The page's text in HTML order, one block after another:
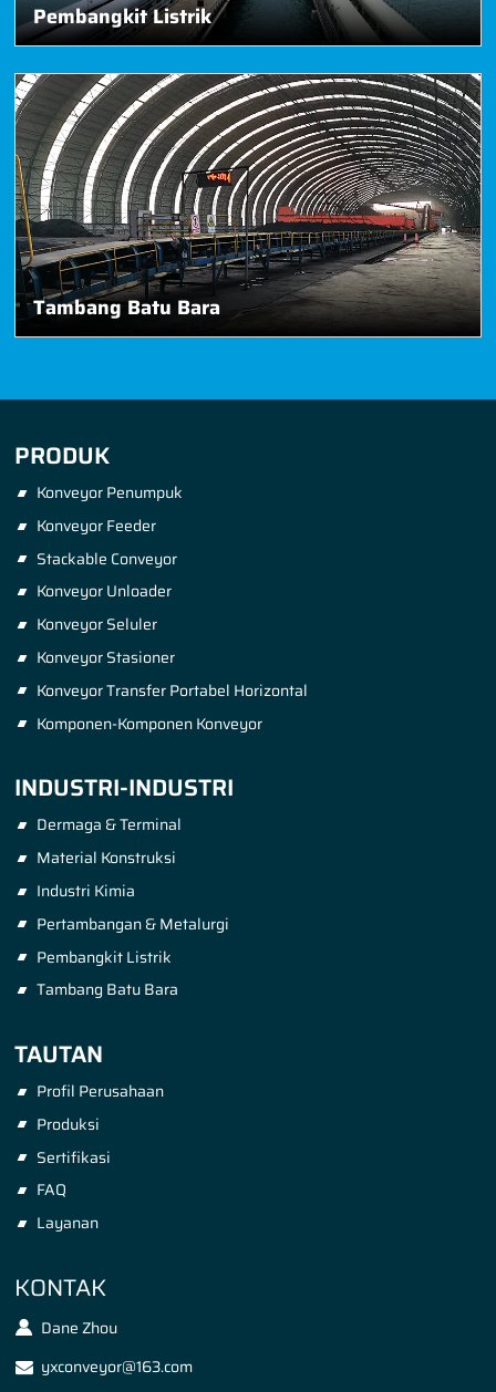
Pembangkit Listrik
Tambang Batu Bara
PRODUK
Konveyor Penumpuk
Konveyor Feeder
Stackable Conveyor
Konveyor Unloader
Konveyor Seluler
Konveyor Stasioner
Konveyor Transfer Portabel Horizontal
Komponen-Komponen Konveyor
INDUSTRI-INDUSTRI
Dermaga & Terminal
Material Konstruksi
Industri Kimia
Pertambangan & Metalurgi
Pembangkit Listrik
Tambang Batu Bara
TAUTAN
Profil Perusahaan
Produksi
Sertifikasi
FAQ
Layanan
KONTAK
Dane Zhou
yxconveyor@163.com